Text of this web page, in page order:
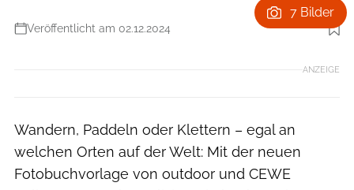
Veröffentlicht am 02.12.2024
Foto: outdoor / CEWE
7 Bilder
ANZEIGE
Wandern, Paddeln oder Klettern – egal an
welchen Orten auf der Welt: Mit der neuen
Fotobuchvorlage von outdoor und CEWE